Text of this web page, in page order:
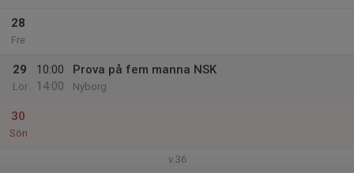
28
Fre
29
Lör
10:00
14:00
Prova på fem manna NSK
Nyborg
30
Sön
v.36